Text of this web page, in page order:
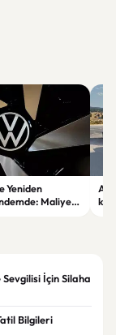
Yeniden
Maliyet
İçin Silaha
Bilgileri